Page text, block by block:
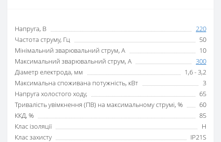
Напруга, В
220
Частота струму, Гц
50
Мінімальний зварювальний струм, А
10
Максимальний зварювальний струм, А
300
Діаметр електрода, мм
1,6 - 3,2
Максимальна споживана потужність, кВт
3
Напруга холостого ходу,
65
Тривалість увімкнення (ПВ) на максимальному струмі, %
60
ККД, %
85
Клас ізоляції
H
Клас захисту
IP21S